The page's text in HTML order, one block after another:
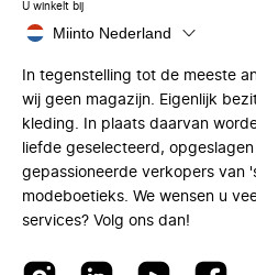
U winkelt bij
Miinto Nederland
In tegenstelling tot de meeste
wij geen magazijn. Eigenlijk
kleding. In plaats daarvan
liefde geselecteerd,
gepassioneerde verkopers van
modeboetieks. We wensen u
services? Volg ons dan!